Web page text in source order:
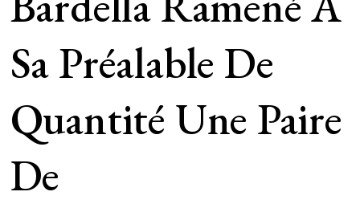
Sa Préalable De
Quantité Une Paire
De